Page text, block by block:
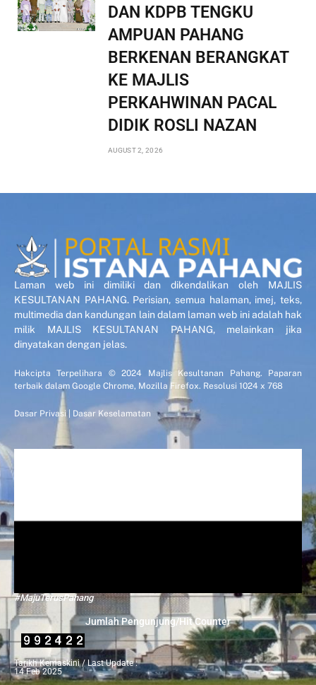
DAN KDPB TENGKU
AMPUAN PAHANG
BERKENAN BERANGKAT
KE MAJLIS
PERKAHWINAN PACAL
DIDIK ROSLI NAZAN
AUGUST 2, 2026
Laman web ini dimiliki dan dikendalikan oleh MAJLIS
KESULTANAN PAHANG. Perisian, semua halaman, imej, teks,
multimedia dan kandungan lain dalam laman web ini adalah hak
milik MAJLIS KESULTANAN PAHANG, melainkan jika
dinyatakan dengan jelas.
Hakcipta Terpelihara © 2024 Majlis Kesultanan Pahang. Paparan
terbaik dalam Google Chrome, Mozilla Firefox. Resolusi 1024 x 768
Dasar Privasi Dasar Keselamatan
#MajuTerusPahang
Jumlah Pengunjung/Hit Counter
Tarikh Kemaskini / Last Update :
14 Feb 2025